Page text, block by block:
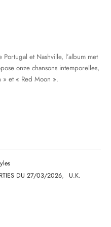
et Nashville, l’album met
onze chansons intemporelles,
» et « Red Moon ».
DU 27/03/2026, U.K.